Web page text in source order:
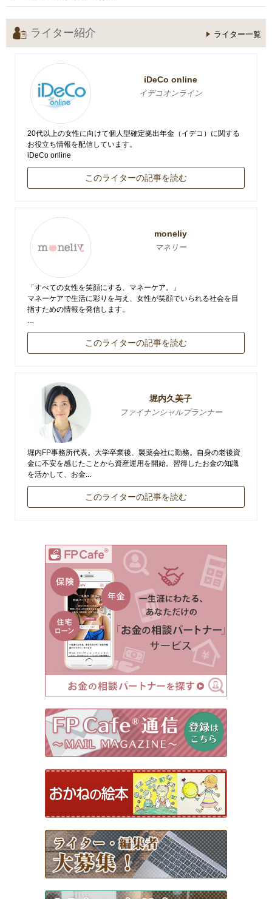
ライター紹介 ライター一覧
iDeCo online
イデコオンライン
20代以上の女性に向けて個人型確定拠出年金（イデコ）に関する
お役立ち情報を配信しています。
iDeCo online
このライターの記事を読む
moneliy
マネリー
「すべての女性を笑顔にする、マネーケア。」
マネーケアで生活に彩りを与え、女性が笑顔でいられる社会を目
指すための情報を発信します。
...
このライターの記事を読む
堀内久美子
ファイナンシャルプランナー
堀内FP事務所代表。大学卒業後、製薬会社に勤務。自身の老後資
金に不安を感じたことから資産運用を開始。習得したお金の知識
を活かして、お金...
このライターの記事を読む